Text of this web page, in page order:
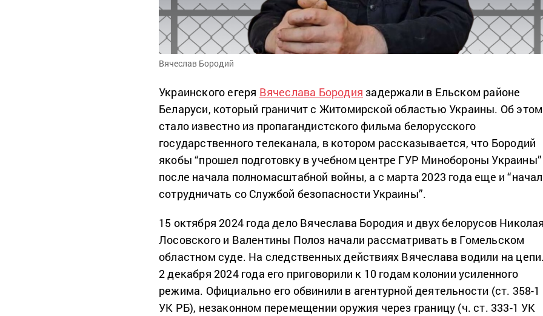
Вячеслав Бородий
Украинского егеря Вячеслава Бородия задержали в Ельском районе
Беларуси, который граничит с Житомирской областью Украины. Об этом
стало известно из пропагандистского фильма белорусского
государственного телеканала, в котором рассказывается, что Бородий
якобы “прошел подготовку в учебном центре ГУР Минобороны Украины”
после начала полномасштабной войны, а с марта 2023 года еще и “начал
сотрудничать со Службой безопасности Украины”.
15 октября 2024 года дело Вячеслава Бородия и двух белорусов
Лосовского и Валентины Полоз начали рассматривать в Гомельском
областном суде. На следственных действиях Вячеслава водили на
2 декабря 2024 года его приговорили к 10 годам колонии усиленного
режима. Официально его обвинили в агентурной деятельности (ст. 358-1
УК РБ), незаконном перемещении оружия через границу (ч. ст. 333-1 УК